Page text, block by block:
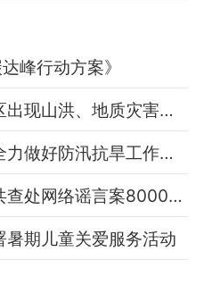
峰行动方案》
台风“巴威”将至 这些地区出现山洪、地质灾害等风险极高
中办、国办印发《关于全力做好防汛抗旱工作的通知》
今年以来全国公安机关共查处网络谣言案8000余起
期儿童关爱服务活动